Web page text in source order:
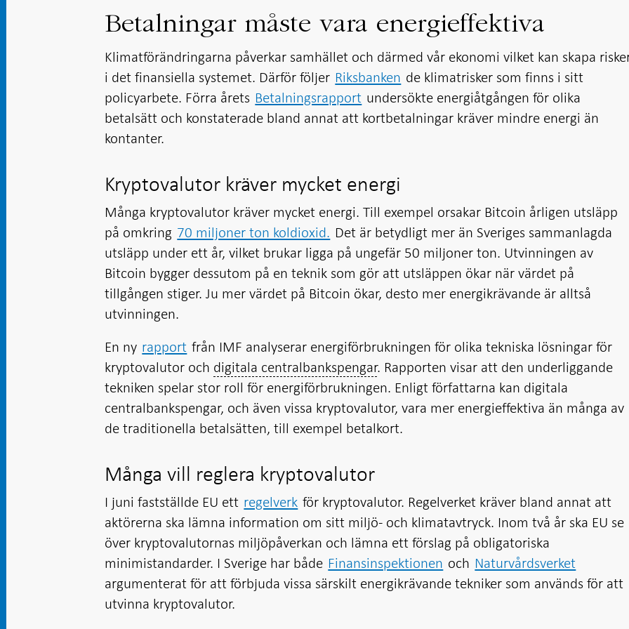
Betalningar måste vara energieffektiva
Klimatförändringarna påverkar samhället och därmed vår ekonomi vilket kan skapa
i det finansiella systemet. Därför följer Riksbanken de klimatrisker som finns i sitt
policyarbete. Förra årets Betalningsrapport undersökte energiåtgången för olika
betalsätt och konstaterade bland annat att kortbetalningar kräver mindre energi än
kontanter.
Kryptovalutor kräver mycket energi
Många kryptovalutor kräver mycket energi. Till exempel orsakar Bitcoin årligen utsläpp
på omkring 70 miljoner ton koldioxid. Det är betydligt mer än Sveriges sammanlagda
utsläpp under ett år, vilket brukar ligga på ungefär 50 miljoner ton. Utvinningen av
Bitcoin bygger dessutom på en teknik som gör att utsläppen ökar när värdet på
tillgången stiger. Ju mer värdet på Bitcoin ökar, desto mer energikrävande är alltså
utvinningen.
En ny rapport från IMF analyserar energiförbrukningen för olika tekniska lösningar för
kryptovalutor och digitala centralbankspengar. Rapporten visar att den underliggande
tekniken spelar stor roll för energiförbrukningen. Enligt författarna kan digitala
centralbankspengar, och även vissa kryptovalutor, vara mer energieffektiva än många av
de traditionella betalsätten, till exempel betalkort.
Många vill reglera kryptovalutor
I juni fastställde EU ett regelverk för kryptovalutor. Regelverket kräver bland annat att
aktörerna ska lämna information om sitt miljö- och klimatavtryck. Inom två år ska EU se
över kryptovalutornas miljöpåverkan och lämna ett förslag på obligatoriska
minimistandarder. I Sverige har både Finansinspektionen och Naturvårdsverket
argumenterat för att förbjuda vissa särskilt energikrävande tekniker som används för att
utvinna kryptovalutor.